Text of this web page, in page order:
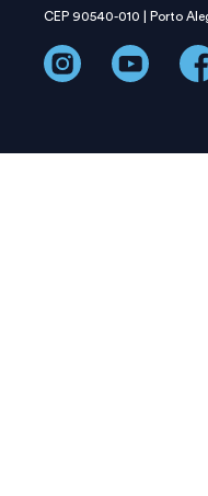
CEP 90540-010 | Porto